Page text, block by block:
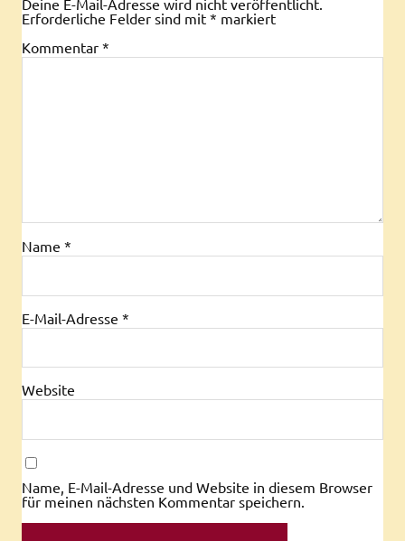
Erforderliche Felder sind mit * markiert
Kommentar *
Name *
E-Mail-Adresse *
Website
Name, E-Mail-Adresse und Website in diesem Browser
für meinen nächsten Kommentar speichern.